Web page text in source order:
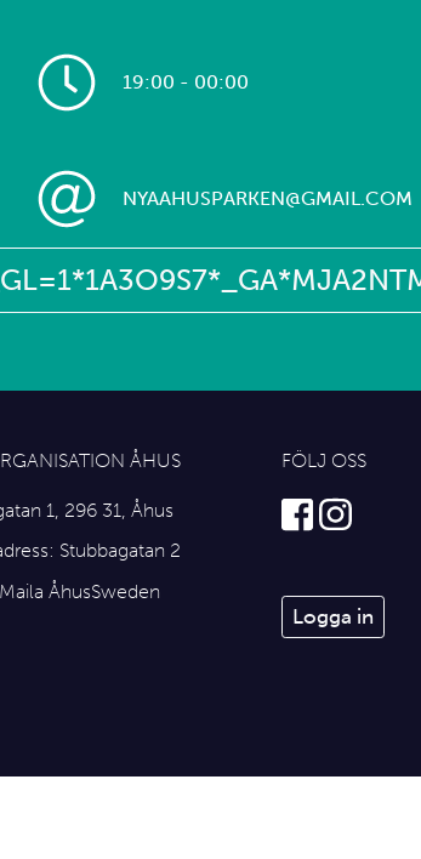
19:00 - 00:00
NYAAHUSPARKEN@GMAIL.COM
ÅHUS
1, 296 31, Åhus
Stubbagatan 2
Maila ÅhusSweden
FÖLJ OSS
Logga in